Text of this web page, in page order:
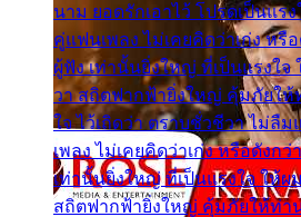
นาม ยอดรักเอาไว้ โปรดเป็นแร
คู่แฟนเพลง ไม่เคยคิดว่าเก่ง ห
ผู้ฟัง เท่านั้นยิ่งใหญ่ ที่เป็นแรงใจ
วา สถิตฟากฟ้ายิ่งใหญ่ คุ้มภัยให้
ใจ ไว้เถิดว่า ตราบชั่วชีวา ไม่ลื
เพลง ไม่เคยคิดว่าเก่ง หรือดังก
เท่านั้นยิ่งใหญ่ ที่เป็นแรงใจ ให้ผ
สถิตฟากฟ้ายิ่งใหญ่ คุ้มภัยให้ท่าน